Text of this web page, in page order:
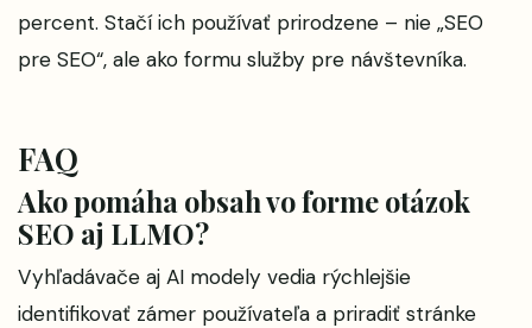
percent. Stačí ich používať prirodzene – nie „SEO
pre SEO“, ale ako formu služby pre návštevníka.
FAQ
Ako pomáha obsah vo forme otázok
SEO aj LLMO?
Vyhľadávače aj AI modely vedia rýchlejšie
identifikovať zámer používateľa a priradiť stránke